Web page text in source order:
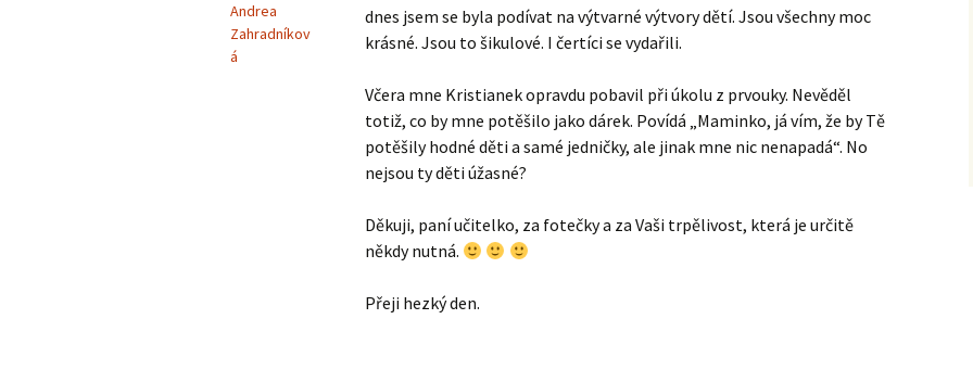
Andrea
Zahradníkov
á
dnes jsem se byla podívat na výtvarné výtvory dětí. Jsou všechny moc
krásné. Jsou to šikulové. I čertíci se vydařili.
Včera mne Kristianek opravdu pobavil při úkolu z prvouky. Nevěděl
totiž, co by mne potěšilo jako dárek. Povídá „Maminko, já vím, že by Tě
potěšily hodné děti a samé jedničky, ale jinak mne nic nenapadá“. No
nejsou ty děti úžasné?
Děkuji, paní učitelko, za fotečky a za Vaši trpělivost, která je určitě
někdy nutná.
Přeji hezký den.